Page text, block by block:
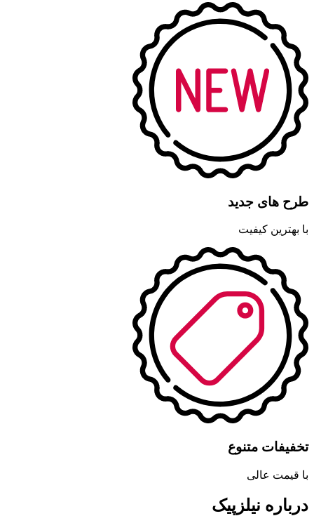
طرح های جدید
با بهترین کیفیت
تخفیفات متنوع
با قیمت عالی
درباره نیلزپیک